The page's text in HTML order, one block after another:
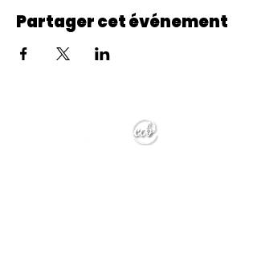
Partager cet événement